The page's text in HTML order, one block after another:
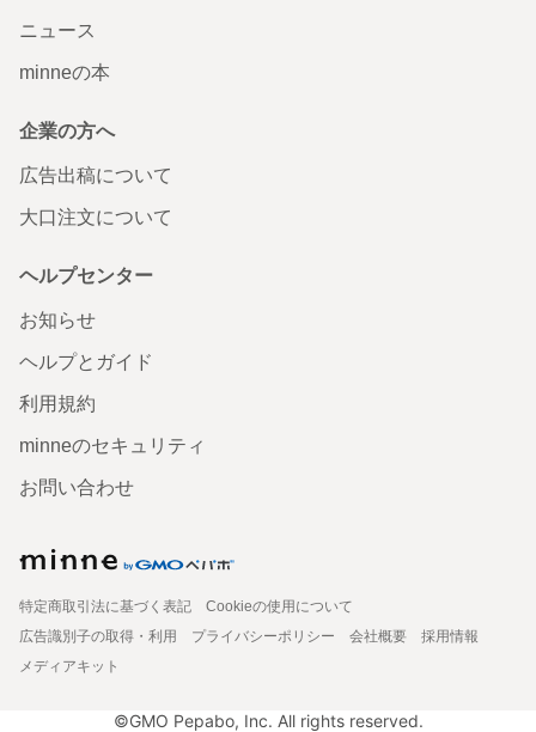
ニュース
minneの本
企業の方へ
広告出稿について
大口注文について
ヘルプセンター
お知らせ
ヘルプとガイド
利用規約
minneのセキュリティ
お問い合わせ
特定商取引法に基づく表記
Cookieの使用について
広告識別子の取得・利用
プライバシーポリシー 会社概要
採用情報
メディアキット
©GMO Pepabo, Inc. All rights reserved.